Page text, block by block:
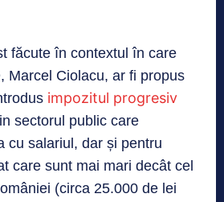
făcute în contextul în care
Marcel Ciolacu, ar fi propus
impozitul progresiv
sectorul public care
cu salariul, dar și pentru
care sunt mai mari decât cel
(circa 25.000 de lei